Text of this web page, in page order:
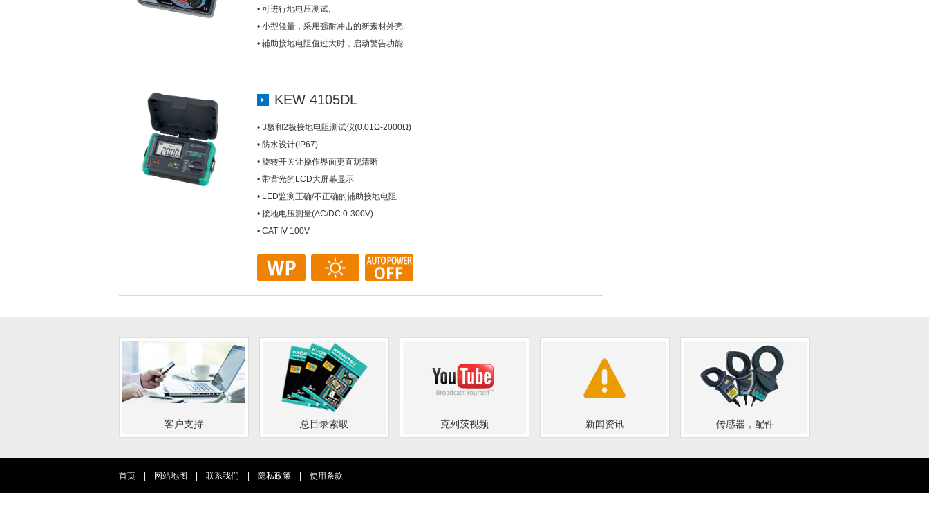
• 可进行地电压测试.
• 小型轻量，采用强耐冲击的新素材外壳.
• 辅助接地电阻值过大时，启动警告功能.
KEW 4105DL
• 3极和2极接地电阻测试仪(0.01Ω-2000Ω)
• 防水设计(IP67)
• 旋转开关让操作界面更直观清晰
• 带背光的LCD大屏幕显示
• LED监测正确/不正确的辅助接地电阻
• 接地电压测量(AC/DC 0-300V)
• CAT Ⅳ 100V
客户支持 总目录索取 克列茨视频 新闻资讯 传感器，配件
首页 网站地图 联系我们 隐私政策 使用条款